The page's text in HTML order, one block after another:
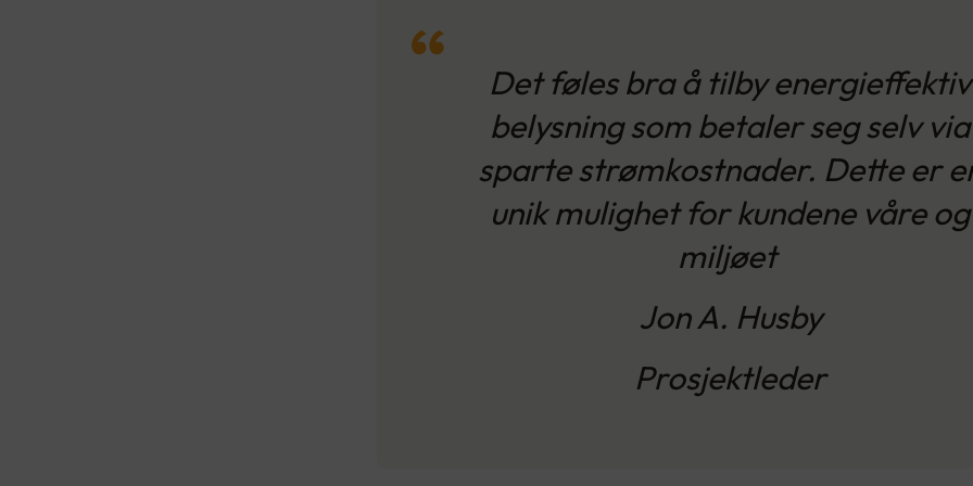
Det føles bra å tilby energieffektiv
belysning som betaler seg selv via
sparte strømkostnader. Dette er
unik mulighet for kundene våre og
miljøet
Jon A. Husby
Prosjektleder